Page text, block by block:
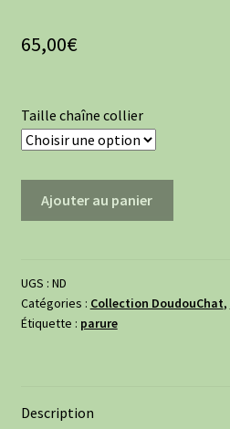
65,00€
Taille chaîne collier
en
gold
filled
tortue
Ajouter au panier
UGS : ND
Catégories : Collection DoudouChat,
Étiquette : parure
Description